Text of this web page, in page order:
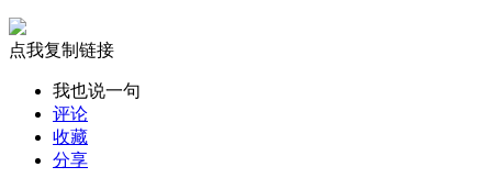
点我复制链接
我也说一句
评论
收藏
分享